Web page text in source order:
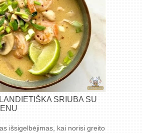
SRIUBA SU
išsigelbėjimas, kai norisi greito